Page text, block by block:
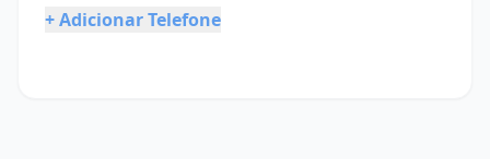
+ Adicionar Telefone